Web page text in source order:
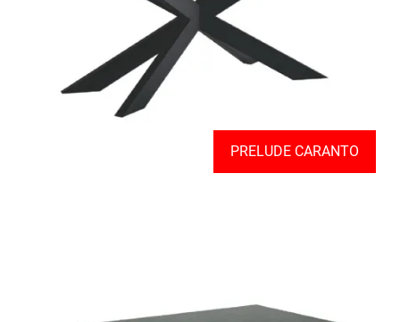
PRELUDE CARANTO